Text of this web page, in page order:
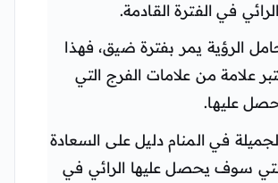
في الفترة القادمة.
الرؤية يمر بفترة ضيق، فهذا
علامة من علامات الفرج التي
عليها.
في المنام دليل على السعادة
التي سوف يحصل عليها الرائي في